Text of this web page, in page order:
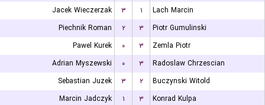
Jacek Wieczerzak
۳ ۱
Lach Marcin
Piechnik Roman
۲ ۳
Piotr Gumulinski
Pawel Kurek
۰ ۳
Zemla Piotr
Adrian Myszewski
۰ ۳
Radoslaw Chrzescian
Sebastian Juzek
۳ ۲
Buczynski Witold
Marcin Jadczyk
۱ ۳
Konrad Kulpa